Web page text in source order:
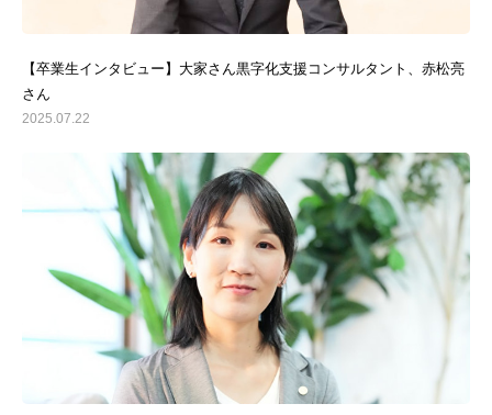
【卒業生インタビュー】大家さん黒字化支援コンサルタント、赤松亮
さん
2025.07.22
お問い合わせ
TEL:03-5937-2346